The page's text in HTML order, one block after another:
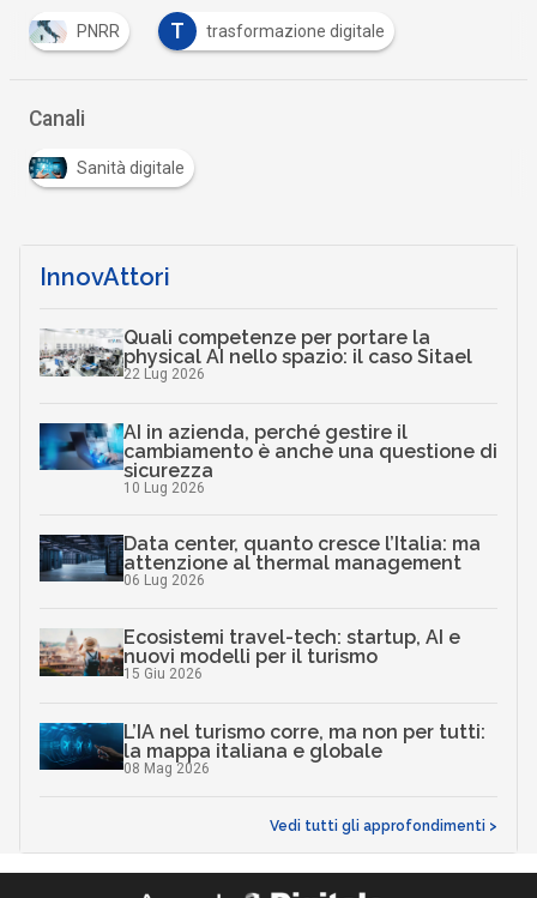
PNRR T trasformazione digitale
Canali
Sanità digitale
InnovAttori
Quali competenze per portare la
physical AI nello spazio: il caso Sitael
22 Lug 2026
AI in azienda, perché gestire il
cambiamento è anche una questione di
sicurezza
10 Lug 2026
Data center, quanto cresce l’Italia: ma
attenzione al thermal management
06 Lug 2026
Ecosistemi travel-tech: startup, AI e
nuovi modelli per il turismo
15 Giu 2026
L’IA nel turismo corre, ma non per tutti:
la mappa italiana e globale
08 Mag 2026
Vedi tutti gli approfondimenti >